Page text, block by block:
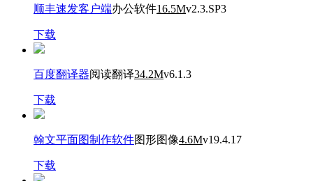
顺丰速发客户端办公软件16.5Mv2.3.SP3
下载
百度翻译器阅读翻译34.2Mv6.1.3
下载
翰文平面图制作软件图形图像4.6Mv19.4.17
下载